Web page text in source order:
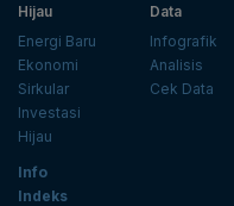
Hijau
Energi Baru
Ekonomi
Sirkular
Investasi
Hijau
Data
Infografik
Analisis
Cek Data
Info
Indeks